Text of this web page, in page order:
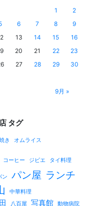
1
2
6 7 8
9
13 14 15
16
20 21 22
23
27 28 29
30
9月 »
タグ
き オムライス
コーヒー ジビエ タイ料理
ン パン屋 ランチ
中華料理
八百屋 写真館 動物病院